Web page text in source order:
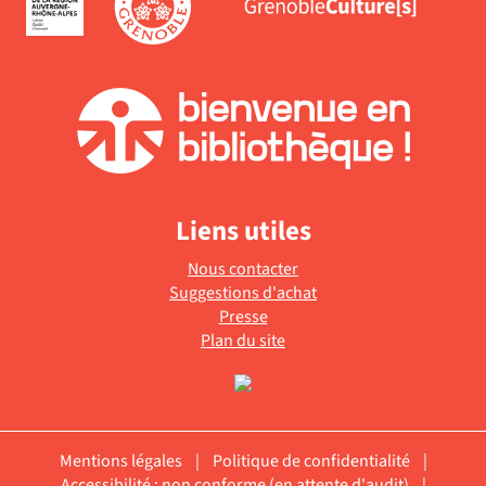
Liens utiles
Nous contacter
Suggestions d'achat
Presse
Plan du site
Mentions légales | Politique de confidentialité
|